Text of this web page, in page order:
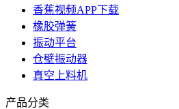
香蕉视频APP下载
橡胶弹簧
振动平台
仓壁振动器
真空上料机
产品分类